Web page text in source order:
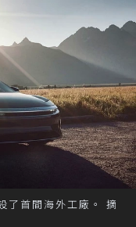
首間海外工廠。 摘